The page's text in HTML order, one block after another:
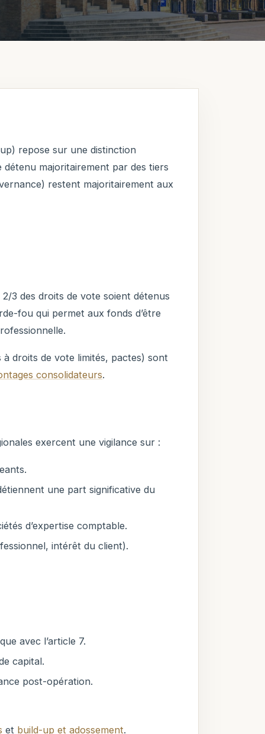
repose sur une distinction
majoritairement par des tiers
restent majoritairement aux
2/3 des droits de vote soient détenus
fou qui permet aux fonds d’être
droits de vote limités, pactes) sont
consolidateurs.
exercent une vigilance sur :
une part significative du
d’expertise comptable.
intérêt du client).
avec l’article 7.
capital.
post-opération.
et build-up et adossement.